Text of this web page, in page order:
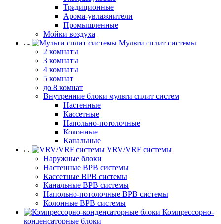
Традиционные
Арома-увлажнители
Промышленные
Мойки воздуха
Мульти сплит системы
2 комнаты
3 комнаты
4 комнаты
5 комнат
до 8 комнат
Внутренние блоки мульти сплит систем
Настенные
Кассетные
Напольно-потолочные
Колонные
Канальные
VRV/VRF системы
Наружные блоки
Настенные ВРВ системы
Кассетные ВРВ системы
Канальные ВРВ системы
Напольно-потолочные ВРВ системы
Колонные ВРВ системы
Компрессорно-
конденсаторные блоки